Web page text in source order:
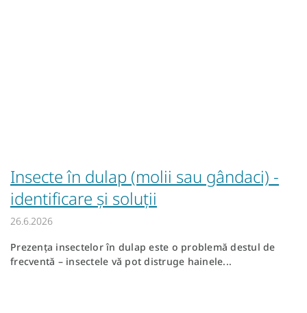
Insecte în dulap (molii sau gândaci) -
identificare și soluții
26.6.2026
Prezența insectelor în dulap este o problemă destul de
frecventă – insectele vă pot distruge hainele...